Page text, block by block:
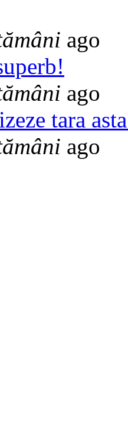
ago
ago
tara
ago